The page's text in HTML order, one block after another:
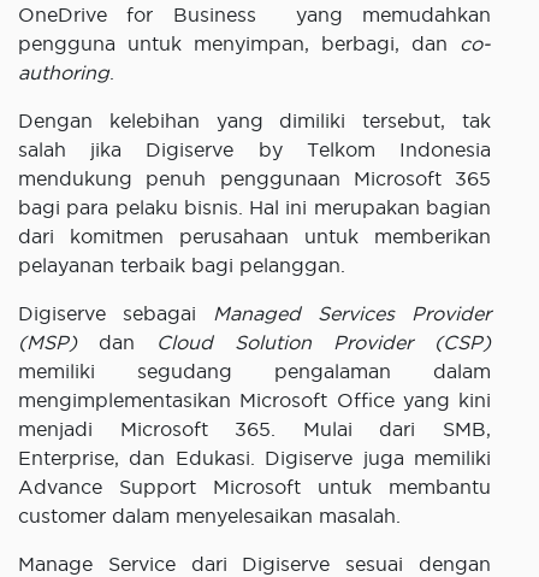
OneDrive for Business yang memudahkan
pengguna untuk menyimpan, berbagi, dan co-
authoring.
Dengan kelebihan yang dimiliki tersebut, tak
salah jika Digiserve by Telkom Indonesia
mendukung penuh penggunaan Microsoft 365
bagi para pelaku bisnis. Hal ini merupakan bagian
dari komitmen perusahaan untuk memberikan
pelayanan terbaik bagi pelanggan.
Digiserve sebagai
Managed Services Provider
(MSP)dan
Cloud Solution Provider (CSP)
memiliki segudang pengalaman dalam
mengimplementasikan Microsoft Office yang kini
menjadi Microsoft 365. Mulai dari SMB,
Enterprise, dan Edukasi. Digiserve juga memiliki
Advance Support Microsoft untuk membantu
customer dalam menyelesaikan masalah.
Manage Service dari Digiserve sesuai dengan